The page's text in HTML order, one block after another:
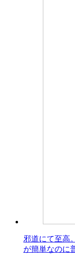
邪道にて至高
が簡単なのに